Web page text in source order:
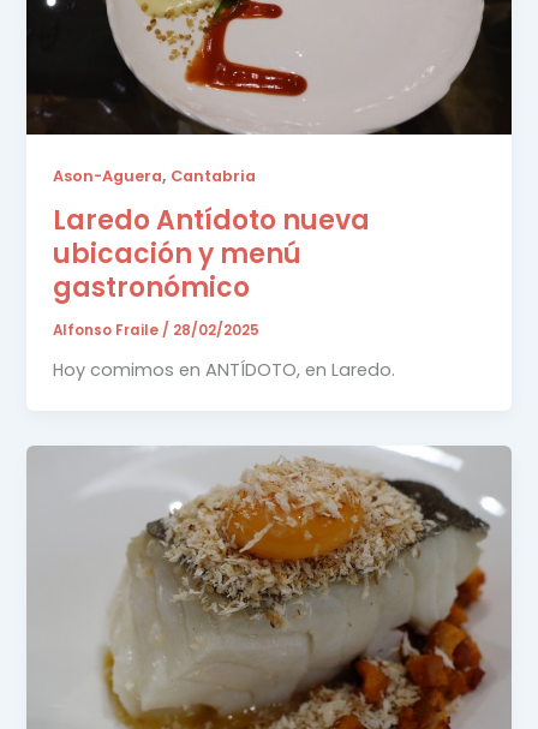
Ason-Aguera, Cantabria
Laredo Antídoto nueva
ubicación y menú
gastronómico
Alfonso Fraile/ 28/02/2025
Hoy comimos en ANTÍDOTO, en Laredo.